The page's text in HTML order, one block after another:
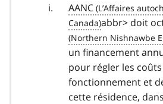
AANC
abbr> doit
un financement
pour régler les
fonctionnement et
cette résidence,